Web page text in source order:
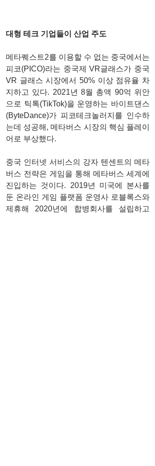
대형 테크 기업들이 산업 주도
메타퀘스트2를 이용할 수 없는 중국에서는
피코(PICO)라는 중국제 VR글래스가 중국
VR 글래스 시장에서 50% 이상 점유율 차
지하고 있다. 2021년 8월 총액 90억 위안
으로 틱톡(TikTok)을 운영하는 바이트댄스
(ByteDance)가 피코테크놀러지를 인수하
는데 성공해, 메타버스 시장의 핵심 플레이
어로 부상했다.
중국 인터넷 서비스의 강자 텐센트의 메타
버스 전략은 게임을 통해 메타버스 세계에
진입하는 것이다. 2019년 미국에 본사를
둔 온라인 게임 플랫폼 운영사 로블록스와
제휴해 2020년에 합병회사를 설립하고